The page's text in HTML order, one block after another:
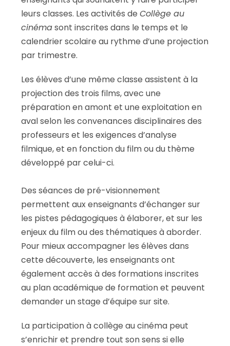
leurs classes. Les activités deCollège au
cinémasont inscrites dans le temps et le
calendrier scolaire au rythme d’une projection
par trimestre.
Les élèves d’une même classe assistent à la
projection des trois films, avec une
préparation en amont et une exploitation en
aval selon les convenances disciplinaires des
professeurs et les exigences d’analyse
filmique, et en fonction du film ou du thème
développé par celui-ci.
Des séances de pré-visionnement
permettent aux enseignants d’échanger sur
les pistes pédagogiques à élaborer, et sur les
enjeux du film ou des thématiques à aborder.
Pour mieux accompagner les élèves dans
cette découverte, les enseignants ont
également accès à des formations inscrites
au plan académique de formation et peuvent
demander un stage d’équipe sur site.
La participation à collège au cinéma peut
s’enrichir et prendre tout son sens si elle